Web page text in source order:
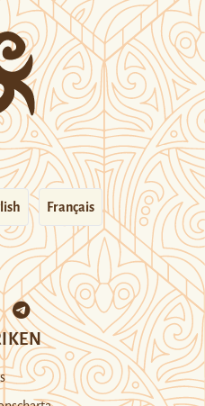
Français